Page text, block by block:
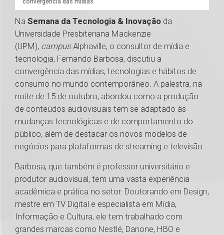
Na Semana da Tecnologia & Inovação da
Universidade Presbiteriana Mackenzie
(UPM), campus Alphaville, o consultor de mídia e
tecnologia, Fernando Barbosa, discutiu a
convergência das mídias, tecnologias e hábitos de
consumo no mundo contemporâneo. A palestra, na
noite de 15 de outubro, abordou como a produção
de conteúdos audiovisuais tem se adaptado às
mudanças tecnológicas e de comportamento do
público, além de destacar os novos modelos de
negócios para plataformas de streaming e televisão.
Barbosa, que também é professor universitário e
produtor audiovisual, tem uma vasta experiência
acadêmica e prática no setor. Doutorando em Design,
mestre em TV Digital e especialista em Mídia,
Informação e Cultura, ele tem trabalhado com
grandes marcas como Nestlé, Danone, HBO e